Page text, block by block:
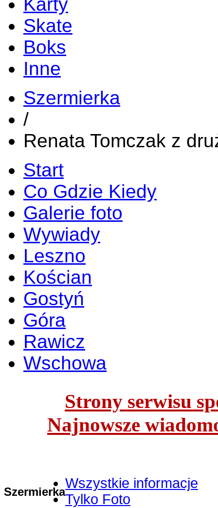
Karty
Skate
Boks
Inne
Szermierka
/
Renata Tomczak z
Start
Co Gdzie Kiedy
Galerie foto
Wywiady
Leszno
Kościan
Gostyń
Góra
Rawicz
Wschowa
Strony serwisu
Najnowsze
Szermierka
Wszystkie informacje
Tylko Foto